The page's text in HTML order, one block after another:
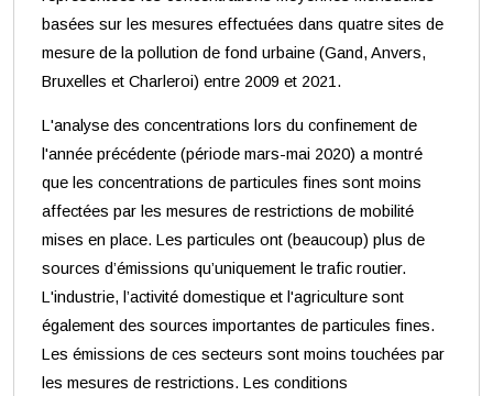
basées sur les mesures effectuées dans quatre sites de
mesure de la pollution de fond urbaine (Gand, Anvers,
Bruxelles et Charleroi) entre 2009 et 2021.
L'analyse des concentrations lors du confinement de
l'année précédente (période mars-mai 2020) a montré
que les concentrations de particules fines sont moins
affectées par les mesures de restrictions de mobilité
mises en place. Les particules ont (beaucoup) plus de
sources d’émissions qu’uniquement le trafic routier.
L'industrie, l’activité domestique et l'agriculture sont
également des sources importantes de particules fines.
Les émissions de ces secteurs sont moins touchées par
les mesures de restrictions. Les conditions